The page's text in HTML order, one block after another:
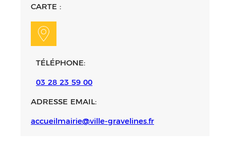
CARTE :
TÉLÉPHONE:
03 28 23 59 00
ADRESSE EMAIL:
accueilmairie@ville-gravelines.fr